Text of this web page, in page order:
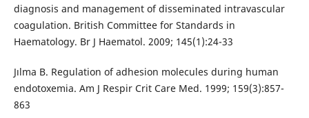
diagnosis and management of disseminated intravascular
coagulation. British Committee for Standards in
Haematology. Br J Haematol. 2009; 145(1):24-33
Jılma B. Regulation of adhesion molecules during human
endotoxemia. Am J Respir Crit Care Med. 1999; 159(3):857-
863